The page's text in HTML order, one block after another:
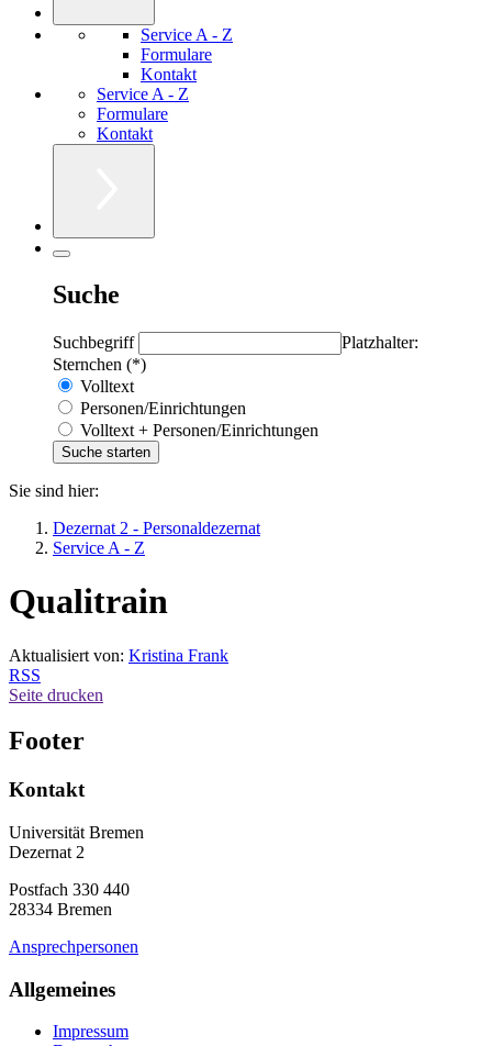
Service A - Z
Formulare
Kontakt
Service A - Z
Formulare
Kontakt
Suche
Suchbegriff
Platzhalter:
Sternchen (*)
Volltext
Personen/Einrichtungen
Volltext + Personen/Einrichtungen
Sie sind hier:
Dezernat 2 - Personaldezernat
Service A - Z
Qualitrain
Aktualisiert von: Kristina Frank
RSS
Seite drucken
Footer
Kontakt
Universität Bremen
Dezernat 2
Postfach 330 440
28334 Bremen
Ansprechpersonen
Allgemeines
Impressum